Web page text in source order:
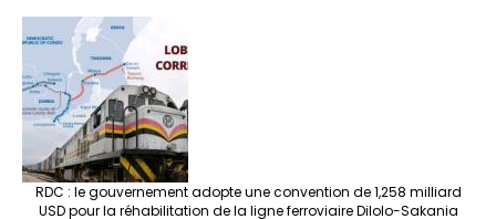
RDC : le gouvernement adopte une convention de 1,258 milliard
USD pour la réhabilitation de la ligne ferroviaire Dilolo-Sakania